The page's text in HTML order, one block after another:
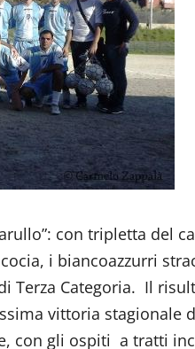
con tripletta del
i biancoazzurri
Terza Categoria. Il
vittoria stagionale
con gli ospiti a tratti